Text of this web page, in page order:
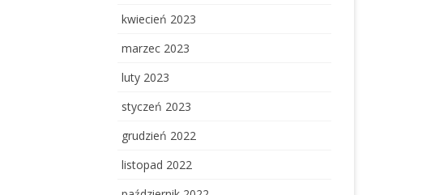
kwiecień 2023
marzec 2023
luty 2023
styczeń 2023
grudzień 2022
listopad 2022